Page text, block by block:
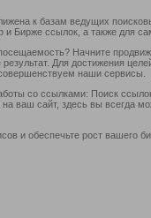
к базам ведущих
Бирже ссылок, а также для
Начните
Для достижения
наши сервисы.
со ссылками: Поиск
ваш сайт, здесь вы всегда
и обеспечьте рост вашего